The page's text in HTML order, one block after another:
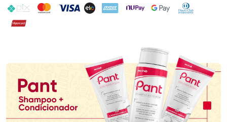
PIX MasterCard
VISA ELO AMEX NuPay Google PayDiners Club
Hipercard
Promoção em Destaque